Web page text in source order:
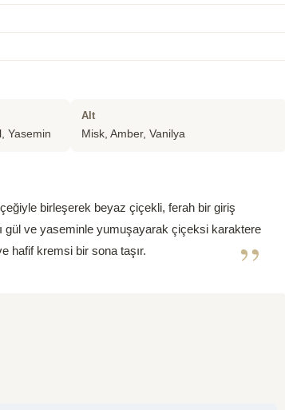
Yasemin
Alt
Misk, Amber, Vanilya
birleşerek beyaz çiçekli, ferah bir giriş
gül ve yaseminle yumuşayarak çiçeksi karaktere
hafif kremsi bir sona taşır.
”